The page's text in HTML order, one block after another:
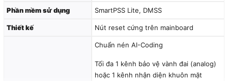
Phần mềm sử dụng SmartPSS Lite, DMSS
Thiết kế Nút reset cứng trên mainboard
Chuẩn nén AI-Coding
Tối đa 1 kênh bảo vệ vành đai (analog)
hoặc 1 kênh nhận diện khuôn mặt